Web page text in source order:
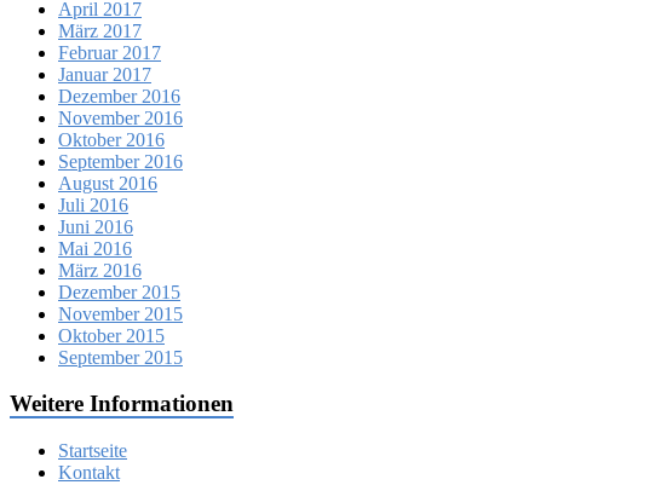
April 2017
März 2017
Februar 2017
Januar 2017
Dezember 2016
November 2016
Oktober 2016
September 2016
August 2016
Juli 2016
Juni 2016
Mai 2016
März 2016
Dezember 2015
November 2015
Oktober 2015
September 2015
Weitere Informationen
Startseite
Kontakt